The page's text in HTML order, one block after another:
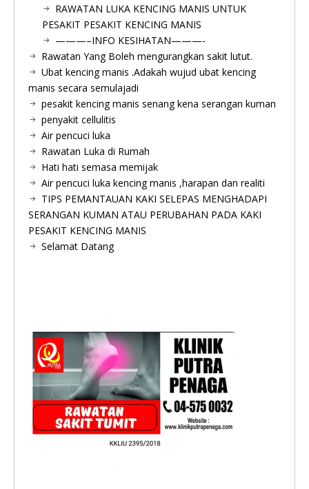
RAWATAN LUKA KENCING MANIS UNTUK
PESAKIT PESAKIT KENCING MANIS
———–INFO KESIHATAN———-
Rawatan Yang Boleh mengurangkan sakit lutut.
Ubat kencing manis .Adakah wujud ubat kencing
manis secara semulajadi
pesakit kencing manis senang kena serangan kuman
penyakit cellulitis
Air pencuci luka
Rawatan Luka di Rumah
Hati hati semasa memijak
Air pencuci luka kencing manis ,harapan dan realiti
TIPS PEMANTAUAN KAKI SELEPAS MENGHADAPI
SERANGAN KUMAN ATAU PERUBAHAN PADA KAKI
PESAKIT KENCING MANIS
Selamat Datang